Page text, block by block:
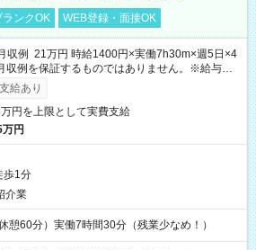
ランクOK WEB登録・面接OK
例 21万円 時給1400円×実働7h30m×週5日×4
例を保証するものではありません。※給与即
利用可（利用条件有）
給あり
円を上限として実費支給
円
歩1分
介業
憩60分）実働7時間30分（残業少なめ！）